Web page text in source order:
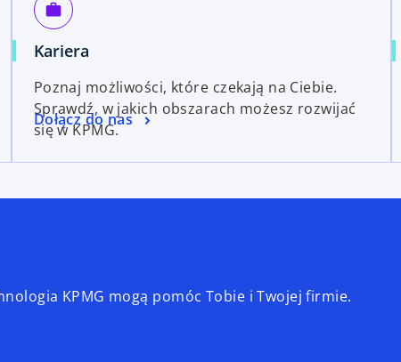
work
Kariera
Poznaj możliwości, które czekają na Ciebie.
Sprawdź, w jakich obszarach możesz rozwijać
się w KPMG.
Dołącz do nas
KPMG mogą pomóc Tobie i Twojej firmie.